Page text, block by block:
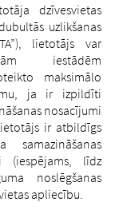
dzīvesvietas
uzlikšanas
lietotājs var
iestādēm
maksimālo
ja ir izpildīti
nosacījumi
ir atbildīgs
(iespējams, līdz
noslēgšanas
apliecību.